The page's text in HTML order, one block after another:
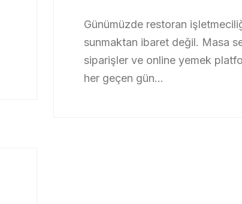
Günümüzde restoran
sunmaktan ibaret değil. Masa
siparişler ve online yemek
her geçen gün...